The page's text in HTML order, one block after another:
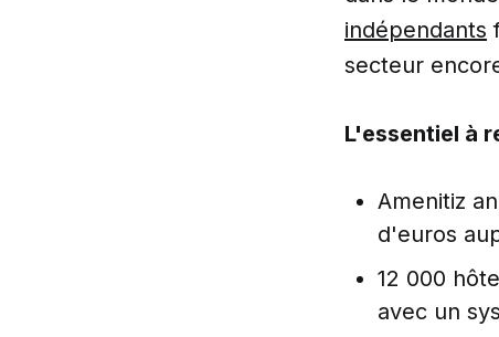
indépendants
secteur
L'essentiel à
Amenitiz
d'euros
12 000
avec un